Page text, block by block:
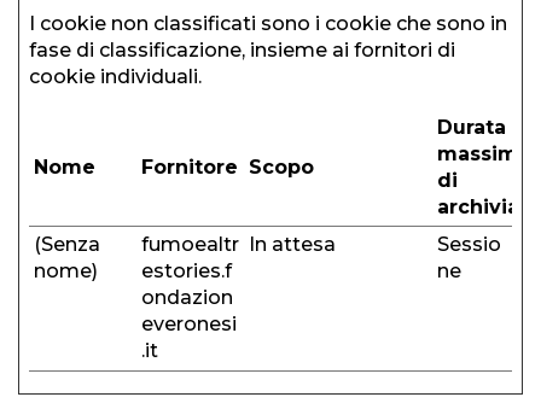
I cookie non classificati sono i cookie che sono in
fase di classificazione, insieme ai fornitori di
cookie individuali.
Nome Fornitore Scopo
Durata
massima
di
(Senza
nome)
fumoealtr
estories.f
ondazion
everonesi
.it
In attesa
Sessio
ne